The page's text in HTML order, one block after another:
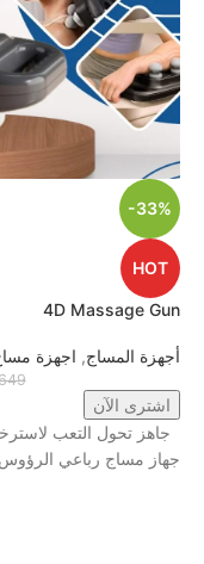
-33%
HOT
4D Massage Gun
أجهزة المساج, اجهزة
اشترى الآن
جاهز تحول التعب
جهاز مساج رباعي الرؤوس